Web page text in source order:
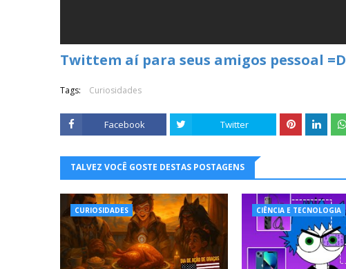
Twittem aí para seus amigos pessoal =D
Tags: Curiosidades
Facebook Twitter
TALVEZ VOCÊ GOSTE DESTAS POSTAGENS
CURIOSIDADES CIÊNCIA E TECNOLOGIA